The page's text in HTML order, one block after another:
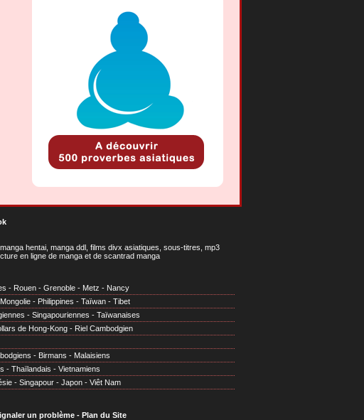
hentai, manga ddl, films divx asiatiques, sous-titres, mp3
en ligne de manga et de scantrad manga
- Rouen - Grenoble - Metz - Nancy
Mongolie - Philippines - Taïwan - Tibet
- Singapouriennes - Taïwanaises
de Hong-Kong - Riel Cambodgien
- Birmans - Malaisiens
- Thaïlandais - Vietnamiens
- Singapour - Japon - Viêt Nam
un problème- Plan du Site